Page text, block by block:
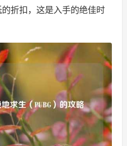
折扣，这是入手的绝佳时